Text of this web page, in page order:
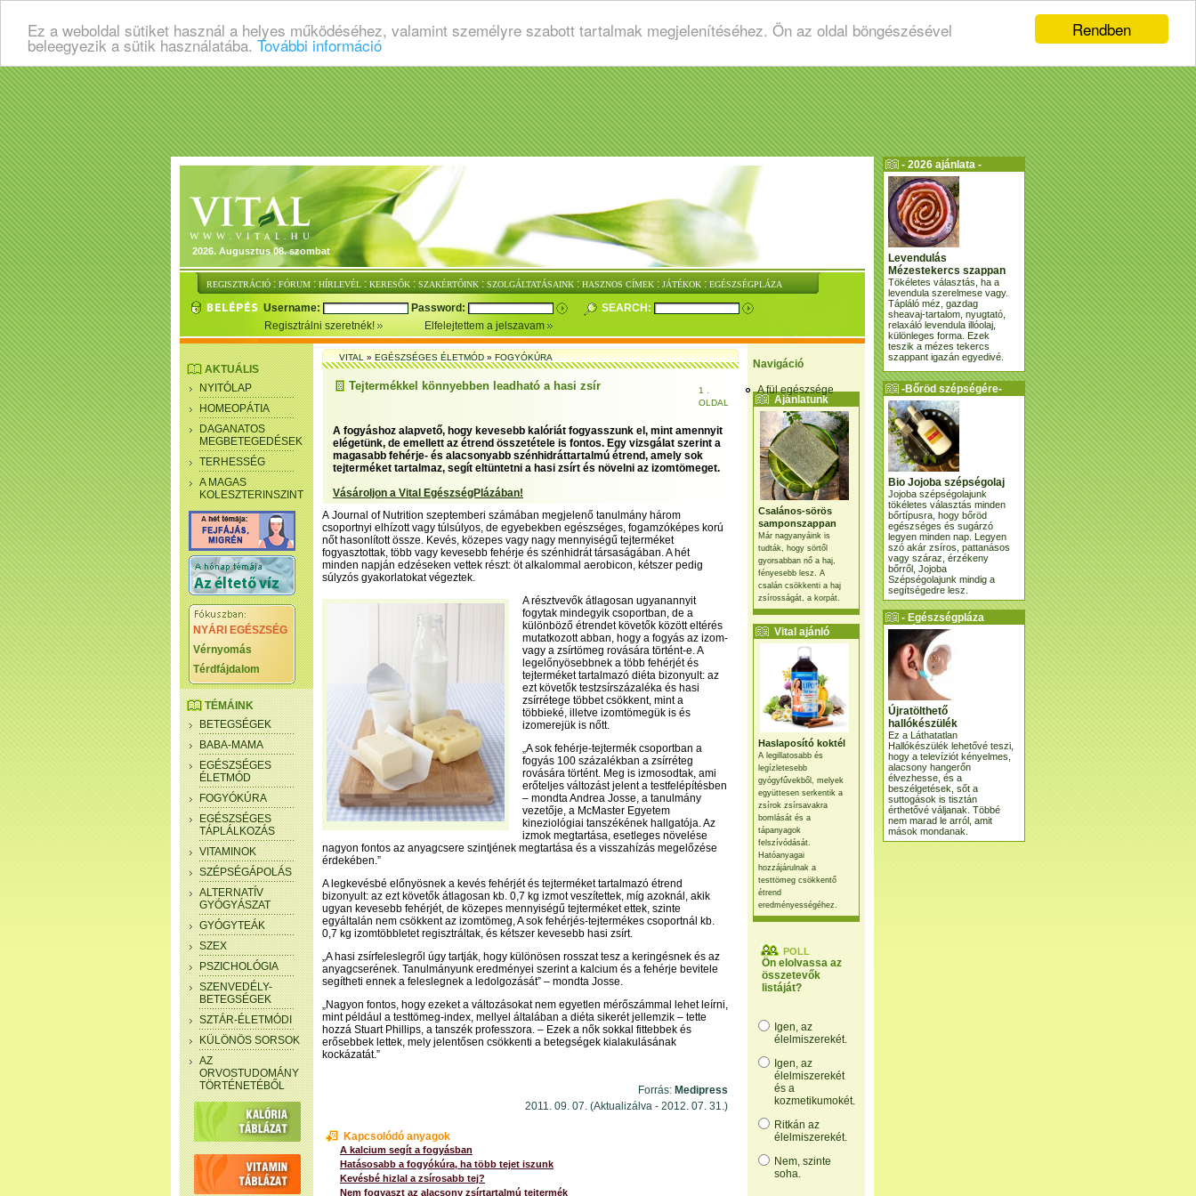
Rendben
Ez a weboldal sütiket használ a helyes működéséhez, valamint személyre szabott tartalmak megjelenítéséhez. Ön az oldal böngészésével
beleegyezik a sütik használatába. További információ
2026. Augusztus 08. szombat
REGISZTRÁCIÓ : FÓRUM : HÍRLEVÉL : KERESŐK : SZAKÉRTŐINK : SZOLGÁLTATÁSAINK : HASZNOS CÍMEK : JÁTÉKOK : EGÉSZSÉGPLÁZA
Username: Password:
SEARCH:
Regisztrálni szeretnék!
Elfelejtettem a jelszavam
Navigáció
A fül egészsége
Ajánlatunk
Csalános-sörös
samponszappan
Már nagyanyáink is
tudták, hogy sörtől
gyorsabban nő a haj,
fényesebb lesz. A
csalán csökkenti a haj
zsírosságát, a korpát.
Vital ajánló
Haslaposító koktél
A legillatosabb és
legízletesebb
gyógyfűvekből, melyek
együttesen serkentik a
zsírok zsírsavakra
bomlását és a
tápanyagok
felszívódását.
Hatóanyagai
hozzájárulnak a
testtömeg csökkentő
étrend
eredményességéhez.
POLL
Ön elolvassa az
összetevők
listáját?
Igen, az
élelmiszerekét.
Igen, az
élelmiszerekét
és a
kozmetikumokét.
Ritkán az
élelmiszerekét.
Nem, szinte
soha.
AKTUÁLIS
NYITÓLAP
HOMEOPÁTIA
DAGANATOS
MEGBETEGEDÉSEK
TERHESSÉG
A MAGAS
KOLESZTERINSZINT
NYÁRI EGÉSZSÉG
Vérnyomás
Térdfájdalom
TÉMÁINK
BETEGSÉGEK
BABA-MAMA
EGÉSZSÉGES
ÉLETMÓD
FOGYÓKÚRA
EGÉSZSÉGES
TÁPLÁLKOZÁS
VITAMINOK
SZÉPSÉGÁPOLÁS
ALTERNATÍV
GYÓGYÁSZAT
GYÓGYTEÁK
SZEX
PSZICHOLÓGIA
SZENVEDÉLY-
BETEGSÉGEK
SZTÁR-ÉLETMÓDI
KÜLÖNÖS SORSOK
AZ
ORVOSTUDOMÁNY
TÖRTÉNETÉBŐL
VITAL»EGÉSZSÉGES ÉLETMÓD»FOGYÓKÚRA
Tejtermékkel könnyebben leadható a hasi zsír
1 .
OLDAL
A fogyáshoz alapvető, hogy kevesebb kalóriát fogyasszunk el, mint amennyit
elégetünk, de emellett az étrend összetétele is fontos. Egy vizsgálat szerint a
magasabb fehérje- és alacsonyabb szénhidráttartalmú étrend, amely sok
tejterméket tartalmaz, segít eltüntetni a hasi zsírt és növelni az izomtömeget.
Vásároljon a Vital EgészségPlázában!
A Journal of Nutrition szeptemberi számában megjelenő tanulmány három
csoportnyi elhízott vagy túlsúlyos, de egyebekben egészséges, fogamzóképes korú
nőt hasonlított össze. Kevés, közepes vagy nagy mennyiségű tejterméket
fogyasztottak, több vagy kevesebb fehérje és szénhidrát társaságában. A hét
minden napján edzéseken vettek részt: öt alkalommal aerobicon, kétszer pedig
súlyzós gyakorlatokat végeztek.
A résztvevők átlagosan ugyanannyit
fogytak mindegyik csoportban, de a
különböző étrendet követők között eltérés
mutatkozott abban, hogy a fogyás az izom-
vagy a zsírtömeg rovására történt-e. A
legelőnyösebbnek a több fehérjét és
tejterméket tartalmazó diéta bizonyult: az
ezt követők testzsírszázaléka és hasi
zsírrétege többet csökkent, mint a
többieké, illetve izomtömegük is és
izomerejük is nőtt.
„A sok fehérje-tejtermék csoportban a
fogyás 100 százalékban a zsírréteg
rovására történt. Meg is izmosodtak, ami
erőteljes változást jelent a testfelépítésben
– mondta Andrea Josse, a tanulmány
vezetője, a McMaster Egyetem
kineziológiai tanszékének hallgatója. Az
izmok megtartása, esetleges növelése
nagyon fontos az anyagcsere szintjének megtartása és a visszahízás megelőzése
érdekében.”
A legkevésbé előnyösnek a kevés fehérjét és tejterméket tartalmazó étrend
bizonyult: az ezt követők átlagosan kb. 0,7 kg izmot veszítettek, míg azoknál, akik
ugyan kevesebb fehérjét, de közepes mennyiségű tejterméket ettek, szinte
egyáltalán nem csökkent az izomtömeg, A sok fehérjés-tejtermékes csoportnál kb.
0,7 kg izomtöbbletet regisztráltak, és kétszer kevesebb hasi zsírt.
„A hasi zsírfeleslegről úgy tartják, hogy különösen rosszat tesz a keringésnek és az
anyagcserének. Tanulmányunk eredményei szerint a kalcium és a fehérje bevitele
segítheti ennek a feleslegnek a ledolgozását” – mondta Josse.
„Nagyon fontos, hogy ezeket a változásokat nem egyetlen mérőszámmal lehet leírni,
mint például a testtömeg-index, mellyel általában a diéta sikerét jellemzik – tette
hozzá Stuart Phillips, a tanszék professzora. – Ezek a nők sokkal fittebbek és
erősebbek lettek, mely jelentősen csökkenti a betegségek kialakulásának
kockázatát.”
Forrás: Medipress
2011. 09. 07. (Aktualizálva - 2012. 07. 31.)
Kapcsolódó anyagok
A kalcium segít a fogyásban
Hatásosabb a fogyókúra, ha több tejet iszunk
Kevésbé hizlal a zsírosabb tej?
Nem fogyaszt az alacsony zsírtartalmú tejtermék
- 2026 ajánlata -
Levendulás
Mézestekercs szappan
Tökéletes választás, ha a
levendula szerelmese vagy.
Tápláló méz, gazdag
sheavaj-tartalom, nyugtató,
relaxáló levendula illóolaj,
különleges forma. Ezek
teszik a mézes tekercs
szappant igazán egyedivé.
-Bőröd szépségére-
Bio Jojoba szépségolaj
Jojoba szépségolajunk
tökéletes választás minden
bőrtípusra, hogy bőröd
egészséges és sugárzó
legyen minden nap. Legyen
szó akár zsíros, pattanásos
vagy száraz, érzékeny
bőrről, Jojoba
Szépségolajunk mindig a
segítségedre lesz.
- Egészségpláza
ajánlatunk -
Újratölthető
hallókészülék
Ez a Láthatatlan
Hallókészülék lehetővé teszi,
hogy a televíziót kényelmes,
alacsony hangerőn
élvezhesse, és a
beszélgetések, sőt a
suttogások is tisztán
érthetővé váljanak. Többé
nem marad le arról, amit
mások mondanak.